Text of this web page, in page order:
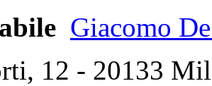
Giacomo
12 - 20133